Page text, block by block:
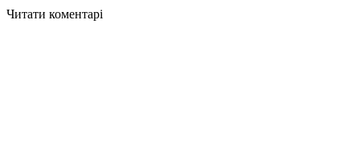
Читати коментарі